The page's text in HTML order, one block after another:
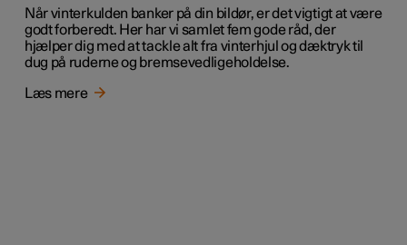
Når vinterkulden banker på din bildør, er det vigtigt at være
godt forberedt. Her har vi samlet fem gode råd, der
hjælper dig med at tackle alt fra vinterhjul og dæktryk til
dug på ruderne og bremsevedligeholdelse.
Læs mere